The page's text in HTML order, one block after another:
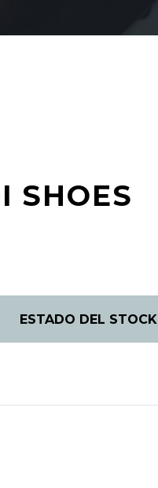
SHOES
ESTADO DEL STOCK